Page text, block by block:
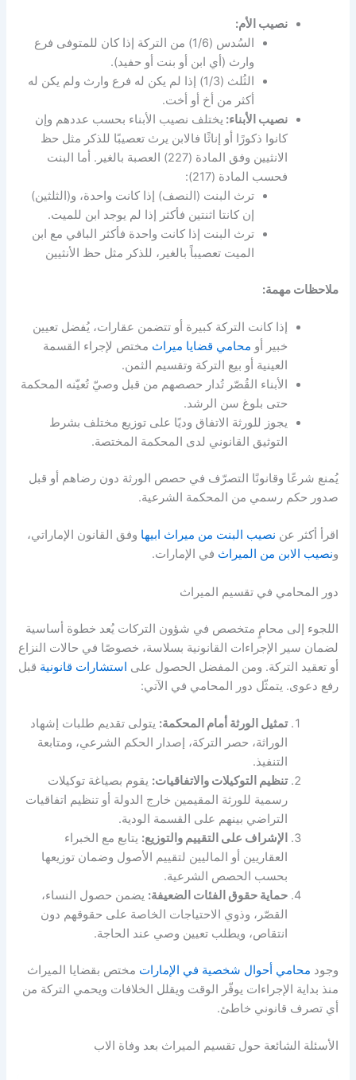
نصيب الأم:
السُدس (1/6) من التركة إذا كان للمتوفى فرع
وارث (أي ابن أو بنت أو حفيد).
الثُلث (1/3) إذا لم يكن له فرع وارث ولم يكن له
أكثر من أخ أو أخت.
نصيب الأبناء: يختلف نصيب الأبناء بحسب عددهم وإن
كانوا ذكورًا أو إناثًا فالابن يرث تعصيبًا للذكر مثل حظ
الانثيين وفق المادة (227) العصبة بالغير. أما البنت
فحسب المادة (217):
ترث البنت (النصف) إذا كانت واحدة، و(الثلثين)
إن كانتا اثنتين فأكثر إذا لم يوجد ابن للميت.
ترث البنت إذا كانت واحدة فأكثر الباقي مع ابن
الميت تعصيباً بالغير، للذكر مثل حظ الأنثيين
ملاحظات مهمة:
إذا كانت التركة كبيرة أو تتضمن عقارات، يُفضل تعيين
خبير أو محامي قضايا ميراث مختص لإجراء القسمة
العينية أو بيع التركة وتقسيم الثمن.
الأبناء القُصّر تُدار حصصهم من قبل وصيّ تُعيّنه المحكمة
حتى بلوغ سن الرشد.
يجوز للورثة الاتفاق وديًا على توزيع مختلف بشرط
التوثيق القانوني لدى المحكمة المختصة.
يُمنع شرعًا وقانونًا التصرّف في حصص الورثة دون رضاهم أو قبل
صدور حكم رسمي من المحكمة الشرعية.
اقرأ أكثر عن نصيب البنت من ميراث ابيها وفق القانون الإماراتي،
ونصيب الابن من الميراث في الإمارات.
دور المحامي في تقسيم الميراث
اللجوء إلى محامٍ متخصص في شؤون التركات يُعد خطوة أساسية
لضمان سير الإجراءات القانونية بسلاسة، خصوصًا في حالات النزاع
أو تعقيد التركة. ومن المفضل الحصول على استشارات قانونية قبل
رفع دعوى. يتمثّل دور المحامي في الآتي:
تمثيل الورثة أمام المحكمة: يتولى تقديم طلبات إشهاد
الوراثة، حصر التركة، إصدار الحكم الشرعي، ومتابعة
التنفيذ.
تنظيم التوكيلات والاتفاقيات: يقوم بصياغة توكيلات
رسمية للورثة المقيمين خارج الدولة أو تنظيم اتفاقيات
التراضي بينهم على القسمة الودية.
الإشراف على التقييم والتوزيع: يتابع مع الخبراء
العقاريين أو الماليين لتقييم الأصول وضمان توزيعها
بحسب الحصص الشرعية.
حماية حقوق الفئات الضعيفة: يضمن حصول النساء،
القصّر، وذوي الاحتياجات الخاصة على حقوقهم دون
انتقاص، ويطلب تعيين وصي عند الحاجة.
وجود محامي أحوال شخصية في الإمارات مختص بقضايا الميراث
منذ بداية الإجراءات يوفّر الوقت ويقلل الخلافات ويحمي التركة من
أي تصرف قانوني خاطئ.
الأسئلة الشائعة حول تقسيم الميراث بعد وفاة الاب